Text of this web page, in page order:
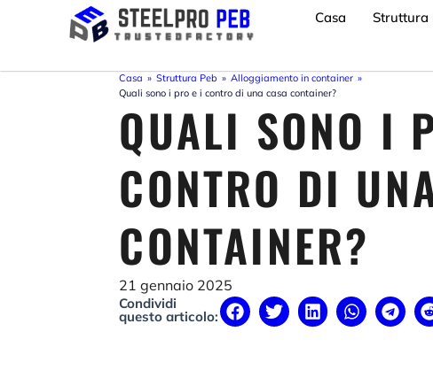
Casa Struttura
Casa » Struttura Peb » Alloggiamento in container »
Quali sono i pro e i contro di una casa container?
QUALI SONO I
CONTRO DI
CONTAINER?
21 gennaio 2025
Condividi
questo articolo: